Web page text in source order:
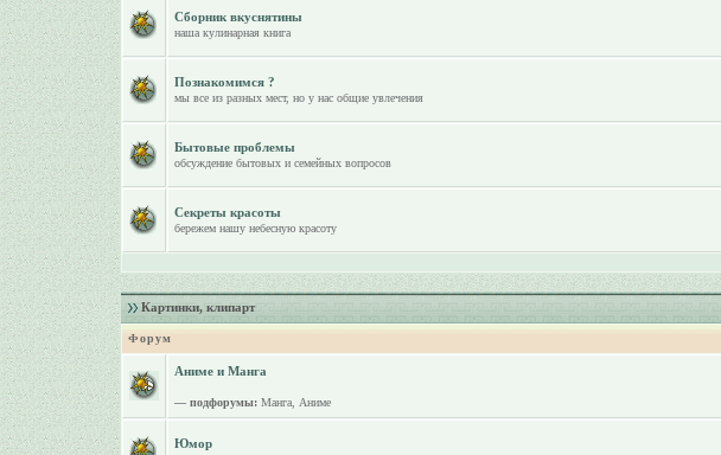
Сборник вкуснятины
наша кулинарная книга
Познакомимся ?
мы все из разных мест, но у нас общие увлечения
Бытовые проблемы
обсуждение бытовых и семейных вопросов
Секреты красоты
бережем нашу небесную красоту
Картинки, клипарт
Форум
Аниме и Манга
— подфорумы: Манга, Аниме
Юмор